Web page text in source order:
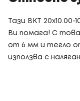
Тази BKT
Ви помага! С
от 6 мм и тегло
използва с